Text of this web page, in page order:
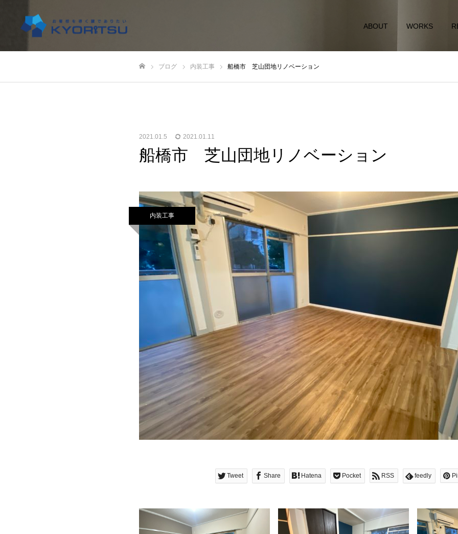
ABOUT WORKS
ブログ 内装工事 船橋市 芝山団地リノベーション
2021.01.5 2021.01.11
船橋市 芝山団地リノベーション
内装工事
Tweet Share Hatena Pocket RSS feedly